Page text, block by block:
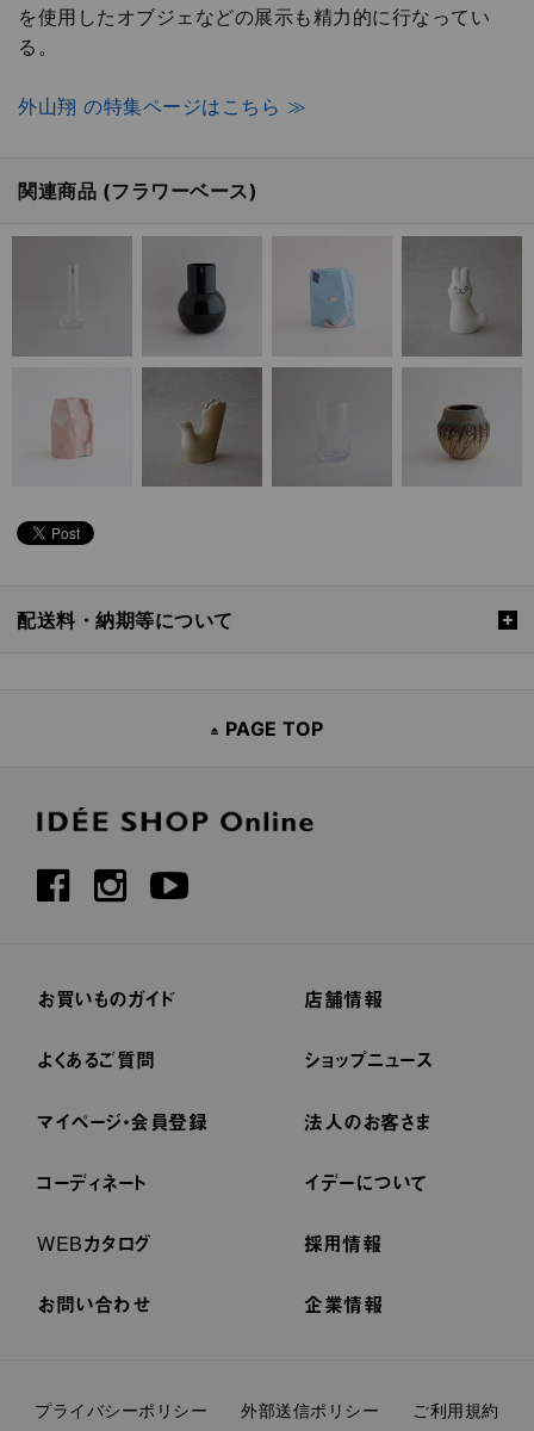
を使用したオブジェなどの展示も精力的に行なってい
る。
外山翔 の特集ページはこちら ≫
関連商品 (フラワーベース)
配送料・納期等について
PAGE TOP
お買いものガイド
よくあるご質問
マイページ・会員登録
コーディネート
WEBカタログ
お問い合わせ
店舗情報
ショップニュース
法人のお客さま
イデーについて
採用情報
企業情報
プライバシーポリシー 外部送信ポリシー ご利用規約